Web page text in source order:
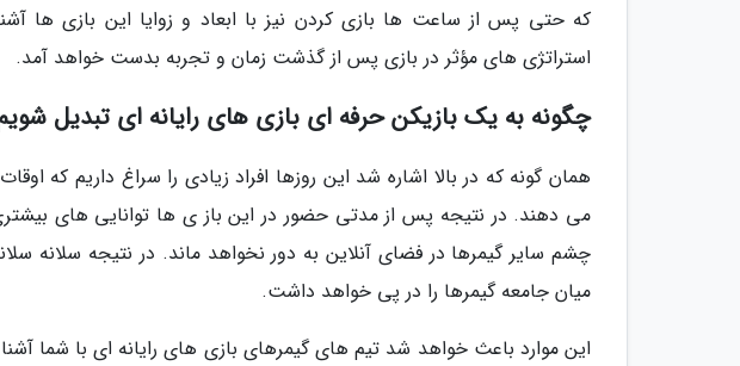
که حتی پس از ساعت ها بازی کردن نیز با ابعاد و زوایا این بازی ها
استراتژی های مؤثر در بازی پس از گذشت زمان و تجربه بدست خواهد آمد.
چگونه به یک بازیکن حرفه ای بازی های رایانه ای تبدیل
همان گونه که در بالا اشاره شد این روزها افراد زیادی را سراغ داریم که
می دهند. در نتیجه پس از مدتی حضور در این باز ی ها توانایی های
چشم سایر گیمرها در فضای آنلاین به دور نخواهد ماند. در نتیجه سلانه
میان جامعه گیمرها را در پی خواهد داشت.
این موارد باعث خواهد شد تیم های گیمرهای بازی های رایانه ای با شما